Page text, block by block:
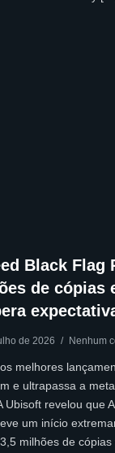
Black Flag
de cópias
de 2026 Nenhum
melhores
e ultrapassa a
Ubisoft revelou que
um início
milhões de